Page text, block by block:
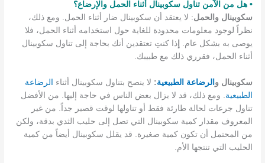
• هل من الآمن تناول سكوبينال أثناء الحمل والإرضاع؟
سكوبينال والحمل: لا يعتقد أن سكوبينال ضار أثناء الحمل. ومع ذلك،
نظراً لوجود معلومات محدودة للغاية حول استخدامه أثناء الحمل، فلا
يوصى به بشكل عام. إذا كنتِ تعتقدين أنك بحاجة إلى تناول سكوبينال
أثناء الحمل، فقرري ذلك مع طبيبك.
سكوبينال و الرضاعة الطبيعية: لا ينصح بتناول سكوبينال أثناء
الرضاعة
الطبيعية. ومع ذلك، قد لا يزال بعض الناس في حاجة إليها. من الأفضل
تناول جرعات لحالة طارئة فقط أو تناولها لوقت قصير جداً. من غير
المعروف مقدار كمية سكوبينال التي تصل إلى حليب الثدي بدقة، ولكن
من المحتمل أن تكون كمية صغيرة. قد يقلل سكوبينال أيضاً من كمية
الحليب التي تنتجها الأم.